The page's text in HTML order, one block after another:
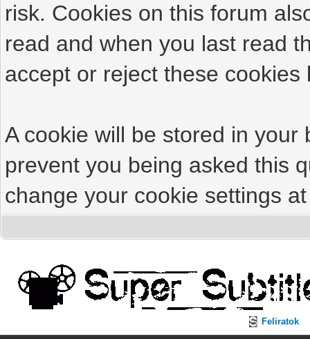
risk. Cookies on this forum
read and when you last read
accept or reject these cookies
A cookie will be stored in
prevent you being asked this
change your cookie settings
Feliratok